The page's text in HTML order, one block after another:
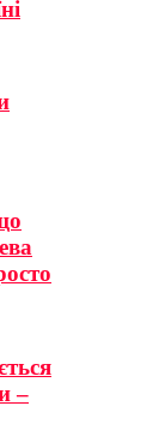
–